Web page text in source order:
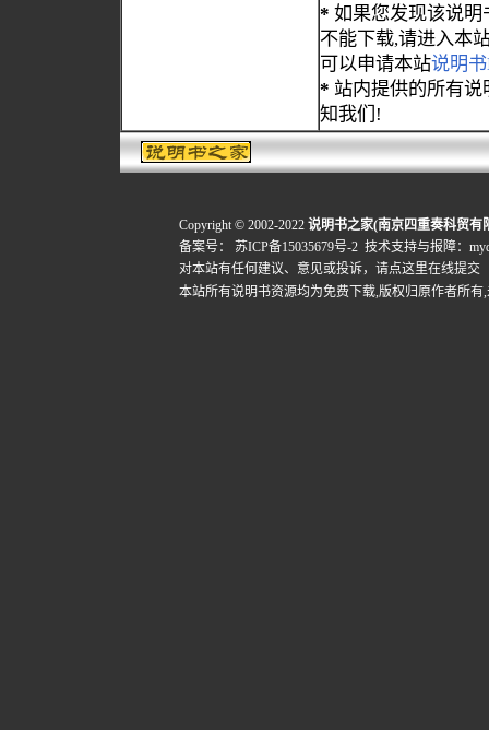
* 如果您发现该说明
不能下载,请进入本
可以申请本站说明
* 站内提供的所有
知我们!
Copyright © 2002-2022 说明书之家(南京四重奏科贸有
备案号：
苏ICP备15035679号-2 技术支持与报障：
对本站有任何建议、意见或投诉， 请点这里在线提交
本站所有说明书资源均为免费下载,版权归原作者所